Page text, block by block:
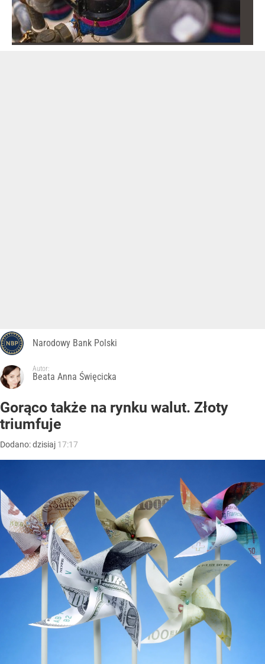
Narodowy Bank Polski
Autor:
Beata Anna Święcicka
Gorąco także na rynku walut. Złoty
triumfuje
Dodano:dzisiaj 17:17